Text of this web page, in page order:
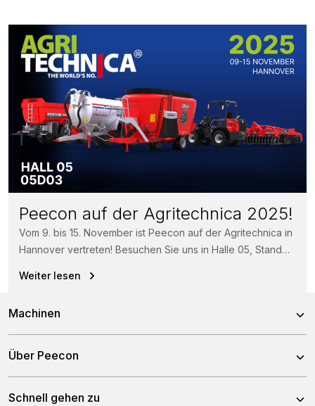
Peecon auf der Agritechnica 2025!
Vom 9. bis 15. November ist Peecon auf der Agritechnica in
Hannover vertreten! Besuchen Sie uns in Halle 05, Stand
Weiter lesen
Machinen
Mischwagen
Stationäre Mischwagen
Über Peecon
Schnell gehen zu